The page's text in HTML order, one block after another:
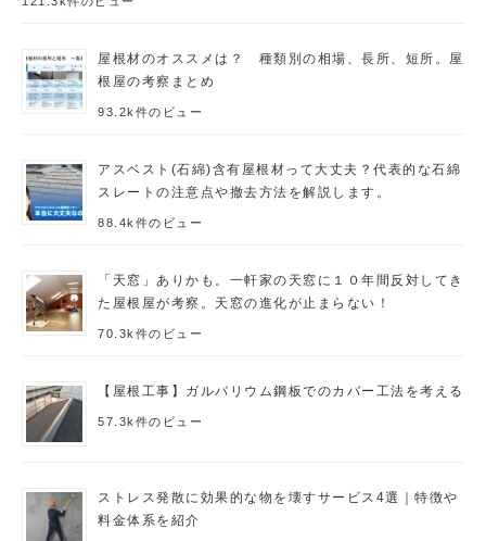
屋根材のオススメは？ 種類別の相場、長所、短所。屋
根屋の考察まとめ
93.2k件のビュー
アスベスト(石綿)含有屋根材って大丈夫？代表的な石綿
スレートの注意点や撤去方法を解説します。
88.4k件のビュー
「天窓」ありかも。一軒家の天窓に１０年間反対してき
た屋根屋が考察。天窓の進化が止まらない！
70.3k件のビュー
【屋根工事】ガルバリウム鋼板でのカバー工法を考える
57.3k件のビュー
ストレス発散に効果的な物を壊すサービス4選｜特徴や
料金体系を紹介